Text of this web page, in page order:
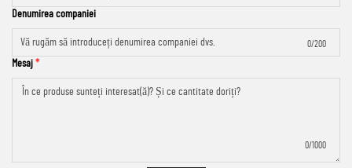
Denumirea companiei
0/200
Mesaj
0/1000